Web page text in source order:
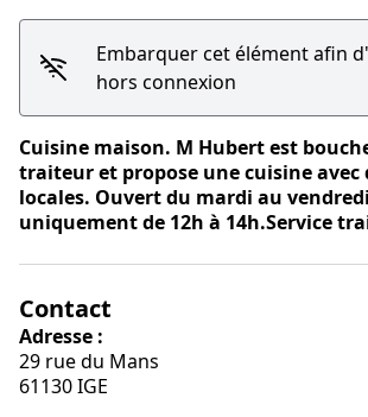
Embarquer cet élément afin
hors connexion
Cuisine maison. M Hubert est
traiteur et propose une cuisine avec
locales. Ouvert du mardi au
uniquement de 12h à 14h.Service
Contact
Adresse :
29 rue du Mans
61130 IGE